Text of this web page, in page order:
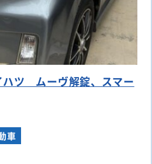
ツ ムーヴ解錠、スマー
車